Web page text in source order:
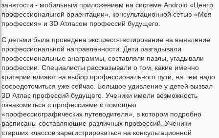
занятости - мобильным приложением на системе Android «Центр
профессиональной ориентации», консультационной сетью «Моя
профессия» и 3D Атласом профессий будущего.
С детьми была проведена экспресс-тестирование на выявление
профессиональной направленности. Дети разгадывали
профессиональные анаграммы, составляли пазлы, угадывали
профессии. Специалисты рассказывали о том, какие именно
критерии влияют на выбор профессионального пути, на чем надо
сосредоточиться уже сейчас. Большое удивление у детей вызвал
3D Атлас профессий будущего. Ученики имели возможность
ознакомиться с профессиями с помощью
«профессиографических путеводителя», в котором подробно
расписаны составляющие различных профессий. Ученики
старших классов зарегистрироваться на консультационной